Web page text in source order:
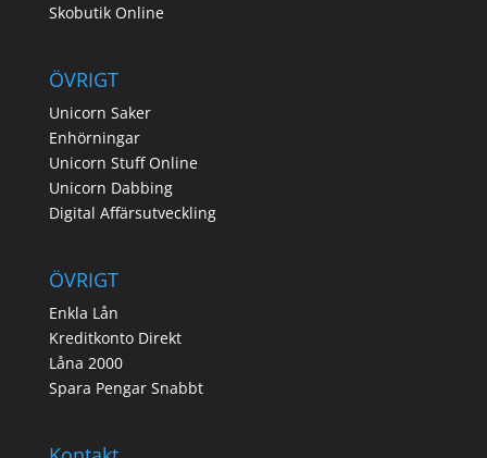
Skobutik Online
ÖVRIGT
Unicorn Saker
Enhörningar
Unicorn Stuff Online
Unicorn Dabbing
Digital Affärsutveckling
ÖVRIGT
Enkla Lån
Kreditkonto Direkt
Låna 2000
Spara Pengar Snabbt